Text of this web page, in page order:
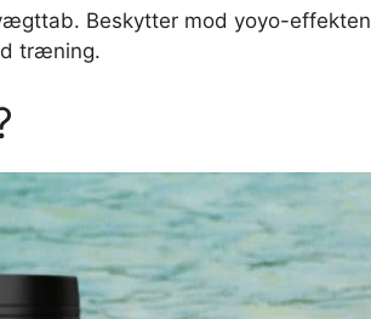
Beskytter mod yoyo-
træning.